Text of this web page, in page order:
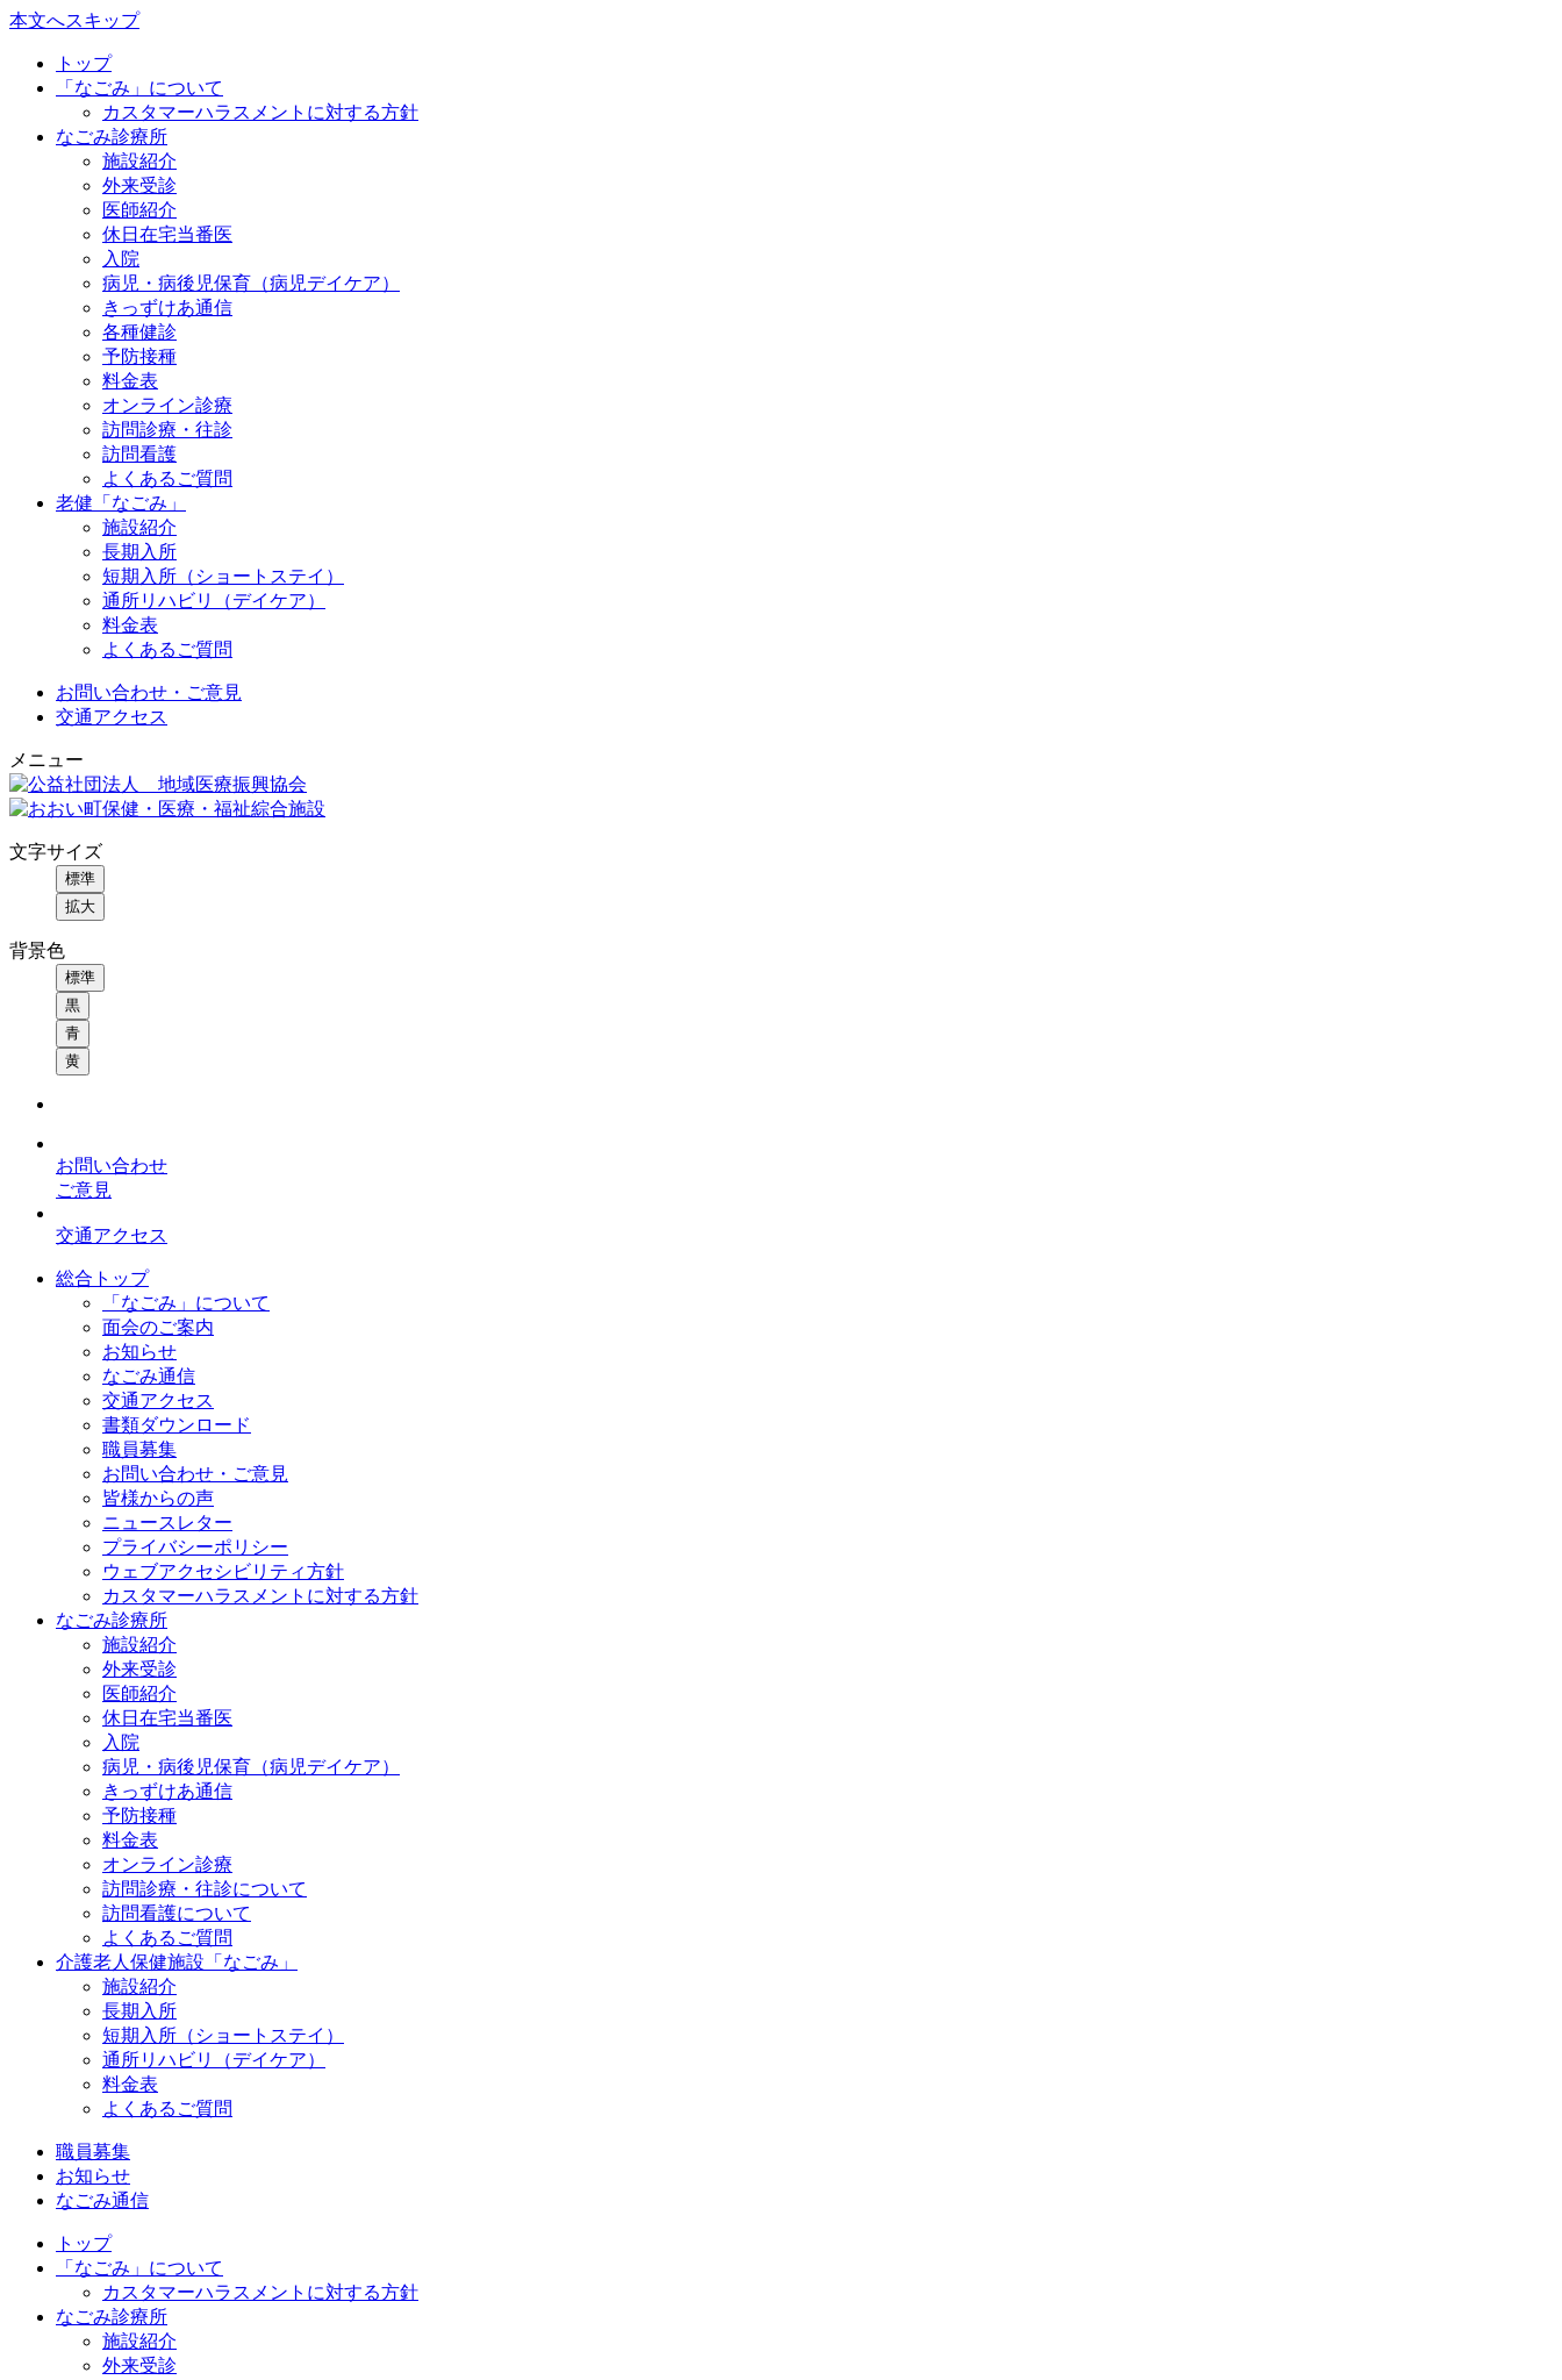
本文へスキップ
トップ
「なごみ」について
カスタマーハラスメントに対する方針
なごみ診療所
施設紹介
外来受診
医師紹介
休日在宅当番医
入院
病児・病後児保育（病児デイケア）
きっずけあ通信
各種健診
予防接種
料金表
オンライン診療
訪問診療・往診
訪問看護
よくあるご質問
老健「なごみ」
施設紹介
長期入所
短期入所（ショートステイ）
通所リハビリ（デイケア）
料金表
よくあるご質問
お問い合わせ・ご意見
交通アクセス
メニュー
文字サイズ
標準
拡大
背景色
標準
黒
青
黄
お問い合わせ
ご意見
交通アクセス
総合トップ
「なごみ」について
面会のご案内
お知らせ
なごみ通信
交通アクセス
書類ダウンロード
職員募集
お問い合わせ・ご意見
皆様からの声
ニュースレター
プライバシーポリシー
ウェブアクセシビリティ方針
カスタマーハラスメントに対する方針
なごみ診療所
施設紹介
外来受診
医師紹介
休日在宅当番医
入院
病児・病後児保育（病児デイケア）
きっずけあ通信
予防接種
料金表
オンライン診療
訪問診療・往診について
訪問看護について
よくあるご質問
介護老人保健施設「なごみ」
施設紹介
長期入所
短期入所（ショートステイ）
通所リハビリ（デイケア）
料金表
よくあるご質問
職員募集
お知らせ
なごみ通信
トップ
「なごみ」について
カスタマーハラスメントに対する方針
なごみ診療所
施設紹介
外来受診